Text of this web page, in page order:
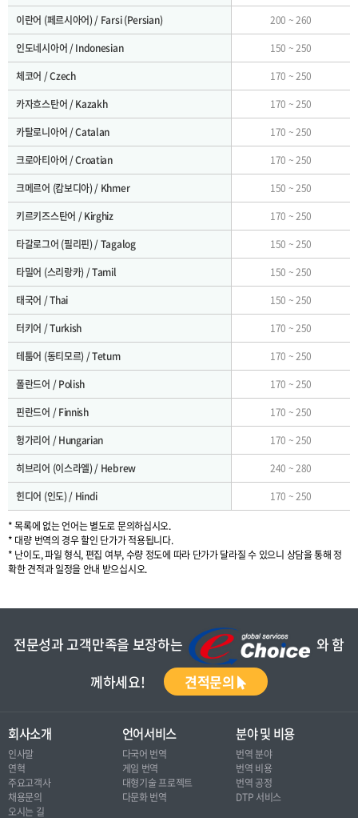
이란어 (페르시아어) / Farsi (Persian)
200 ~ 260
인도네시아어 / Indonesian
150 ~ 250
체코어 / Czech
170 ~ 250
카자흐스탄어 / Kazakh
170 ~ 250
카탈로니아어 / Catalan
170 ~ 250
크로아티아어 / Croatian
170 ~ 250
크메르어 (캄보디아) / Khmer
150 ~ 250
키르키즈스탄어 / Kirghiz
170 ~ 250
타갈로그어 (필리핀) / Tagalog
150 ~ 250
타밀어 (스리랑카) / Tamil
150 ~ 250
태국어 / Thai
150 ~ 250
터키어 / Turkish
170 ~ 250
테툼어 (동티모르) / Tetum
170 ~ 250
폴란드어 / Polish
170 ~ 250
핀란드어 / Finnish
170 ~ 250
헝가리어 / Hungarian
170 ~ 250
히브리어 (이스라엘) / Hebrew
240 ~ 280
힌디어 (인도) / Hindi
170 ~ 250
* 목록에 없는 언어는 별도로 문의하십시오.
* 대량 번역의 경우 할인 단가가 적용됩니다.
* 난이도, 파일 형식, 편집 여부, 수량 정도에 따라 단가가 달라질 수 있으니 상담을 통해 정
확한 견적과 일정을 안내 받으십시오.
전문성과 고객만족을 보장하는
와 함
께하세요!
견적문의
회사소개
인사말
연혁
주요고객사
채용문의
오시는 길
언어서비스
다국어 번역
게임 번역
대형기술 프로젝트
다문화 번역
분야 및 비용
번역 분야
번역 비용
번역 공정
DTP 서비스